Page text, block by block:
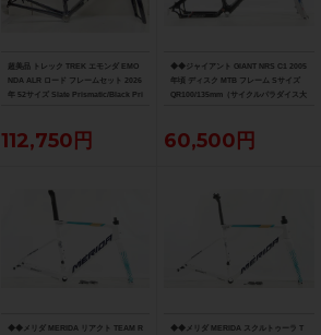
超美品 トレック TREK エモンダ EMO
NDA ALR ロード フレームセット 2026
年 52サイズ Slate Prismatic/Black Pri
112,750円
◆◆ジャイアント GIANT NRS C1 2005
年頃 ディスク MTB フレーム Sサイズ
QR100/135mm（サイクルパラダイス大
60,500円
◆◆メリダ MERIDA リアクト TEAM R ◆◆メリダ MERIDA スクルトゥーラ T